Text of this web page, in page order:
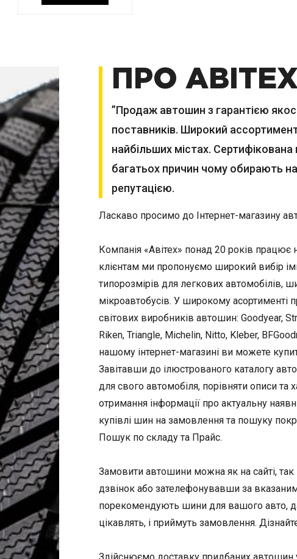
ПРО АВІТЕХ
”Продаж автошин з гарантією
поставників. Широкий
найбільших містах. Сертифікована
багатьох причин чому обирають
репутацією.
Ласкаво просимо до Інтернет-магазину
Компанія «Авітех» понад 20 років
клієнтам ми пропонуємо широкий вибір
типорозмірів для легкових автомобілів,
мікроавтобусів. У широкому асортименті
світових виробників автошин: Goodyear,
Riken, Triangle, Michelin, Nitto, Kleber,
нашому інтернет-магазині ви можете
Завітавши до ілюстрованого каталогу
для свого автомобіля, порівняти описи
отримання інформації про актуальну
купівлі шин на замовлення та пошуку
Пошук по складу та Прайс.
Замовити автошини можна як на сайті,
дзвінок або зателефонувавши за
порекомендують шини для вашого авто,
цікавлять, і приймуть замовлення.